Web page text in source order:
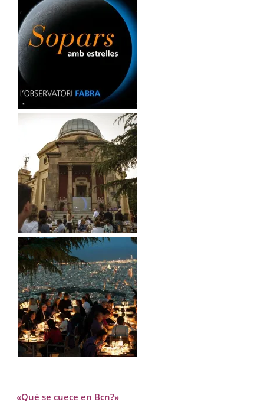
«Qué se cuece en Bcn?»